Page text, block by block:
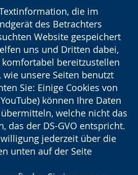
die im
des Betrachters
Website gespeichert
uns und Dritten dabei,
bereitzustellen
unsere Seiten benutzt
Sie: Einige Cookies von
können Ihre Daten
welche nicht das
das der DS-GVO entspricht.
jederzeit über die
unten auf der Seite